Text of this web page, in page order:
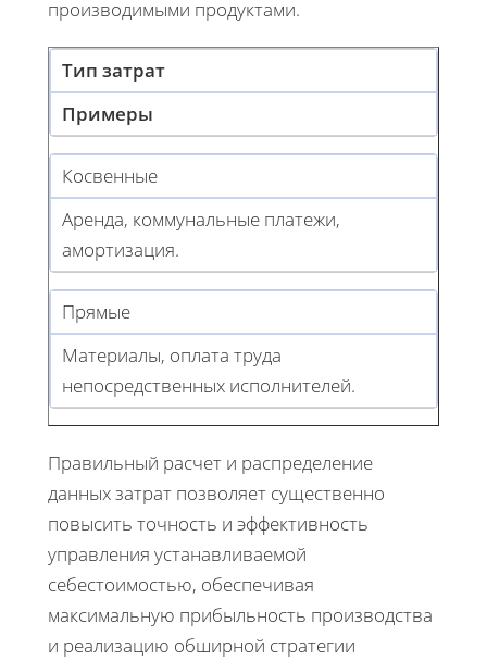
производимыми продуктами.
Тип затрат
Примеры
Косвенные
Аренда, коммунальные платежи,
амортизация.
Прямые
Материалы, оплата труда
непосредственных исполнителей.
Правильный расчет и распределение
данных затрат позволяет существенно
повысить точность и эффективность
управления устанавливаемой
себестоимостью, обеспечивая
максимальную прибыльность производства
и реализацию обширной стратегии